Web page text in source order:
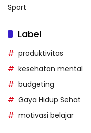
Sport
Label
produktivitas
kesehatan mental
budgeting
Gaya Hidup Sehat
motivasi belajar